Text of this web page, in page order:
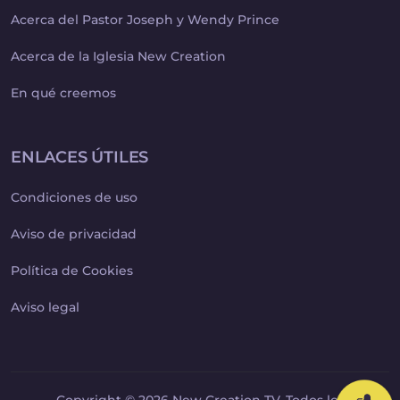
Acerca del Pastor Joseph y Wendy Prince
Acerca de la Iglesia New Creation
En qué creemos
ENLACES ÚTILES
Condiciones de uso
Aviso de privacidad
Política de Cookies
Aviso legal